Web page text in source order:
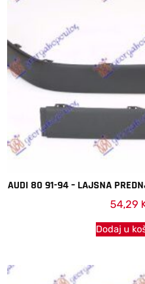
AUDI 80 91-94 – LAJSNA
54,29
Dodaj u